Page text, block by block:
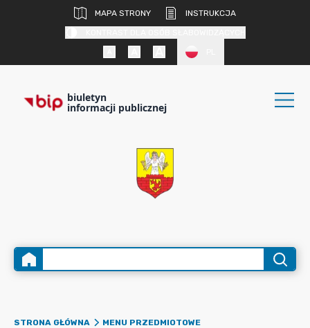
MAPA STRONY
INSTRUKCJA
biuletyn
informacji publicznej
STRONA GŁÓWNA
MENU PRZEDMIOTOWE